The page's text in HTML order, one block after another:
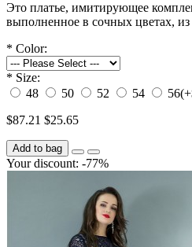
Это платье, имитирующее
выполненное в сочных цветах, из
* Color:
* Size:
48
50 52 54 56
$87.21 $25.65
Add to bag
Your discount: -77%